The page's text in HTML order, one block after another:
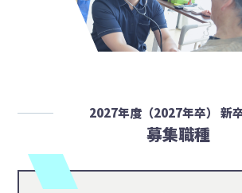
2027年度（2027年卒） 新
募集職種